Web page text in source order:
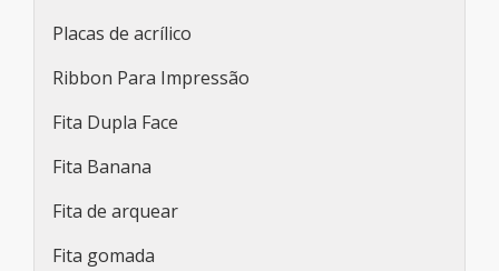
Placas de acrílico
Ribbon Para Impressão
Fita Dupla Face
Fita Banana
Fita de arquear
Fita gomada